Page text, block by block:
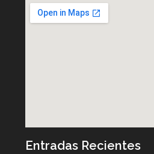
Entradas Recientes